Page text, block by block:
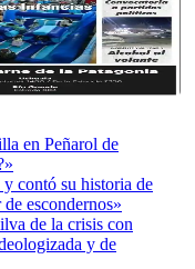
en Peñarol de
contó su historia de
escondernos»
de la crisis con
y de